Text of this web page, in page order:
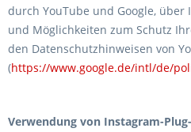
durch YouTube und Google, über
und Möglichkeiten zum Schutz
den Datenschutzhinweisen von
(https://www.google.de/intl/de/
Verwendung von Instagram-